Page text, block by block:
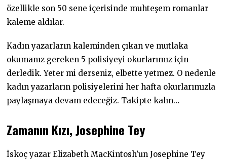
özellikle son 50 sene içerisinde muhteşem romanlar
kaleme aldılar.
Kadın yazarların kaleminden çıkan ve mutlaka
okumanız gereken 5 polisiyeyi okurlarımız için
derledik. Yeter mi derseniz, elbette yetmez. O nedenle
kadın yazarların polisiyelerini her hafta okurlarımızla
paylaşmaya devam edeceğiz. Takipte kalın…
Zamanın Kızı, Josephine Tey
İskoç yazar Elizabeth MacKintosh’un Josephine Tey